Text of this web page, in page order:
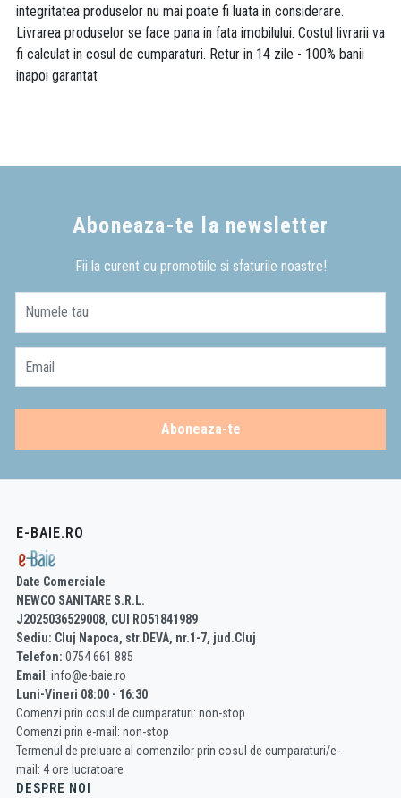
integritatea produselor nu mai poate fi luata in considerare.
Livrarea produselor se face pana in fata imobilului. Costul livrarii va
fi calculat in cosul de cumparaturi. Retur in 14 zile - 100% banii
inapoi garantat
Aboneaza-te la newsletter
Fii la curent cu promotiile si sfaturile noastre!
Numele tau
Email
Aboneaza-te
E-BAIE.RO
Date Comerciale
NEWCO SANITARE S.R.L.
J2025036529008, CUI RO51841989
Sediu: Cluj Napoca, str.DEVA, nr.1-7, jud.Cluj
Telefon: 0754 661 885
Email : info@e-baie.ro
Luni-Vineri 08:00 - 16:30
Comenzi prin cosul de cumparaturi: non-stop
Comenzi prin e-mail: non-stop
Termenul de preluare al comenzilor prin cosul de cumparaturi/e-
mail: 4 ore lucratoare
DESPRE NOI